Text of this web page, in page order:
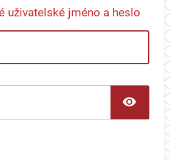
uživatelské jméno a heslo